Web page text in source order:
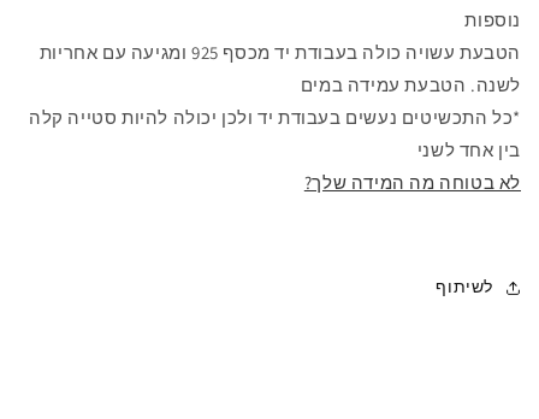
נוספות
הטבעת עשויה כולה בעבודת יד מכסף 925 ומגיעה עם אחריות
לשנה. הטבעת עמידה במים
*כל התכשיטים נעשים בעבודת יד ולכן יכולה להיות סטייה קלה
בין אחד לשני
לא בטוחה מה המידה שלך?
לשיתוף